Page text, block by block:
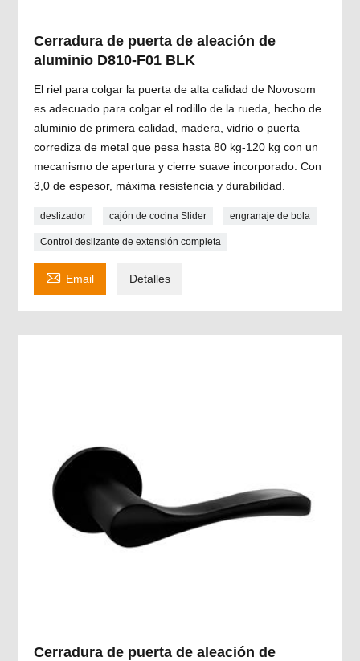
Cerradura de puerta de aleación de
aluminio D810-F01 BLK
El riel para colgar la puerta de alta calidad de Novosom
es adecuado para colgar el rodillo de la rueda, hecho de
aluminio de primera calidad, madera, vidrio o puerta
corrediza de metal que pesa hasta 80 kg-120 kg con un
mecanismo de apertura y cierre suave incorporado. Con
3,0 de espesor, máxima resistencia y durabilidad.
deslizador cajón de cocina Slider engranaje de bola
Control deslizante de extensión completa
 Email Detalles
Cerradura de puerta de aleación de